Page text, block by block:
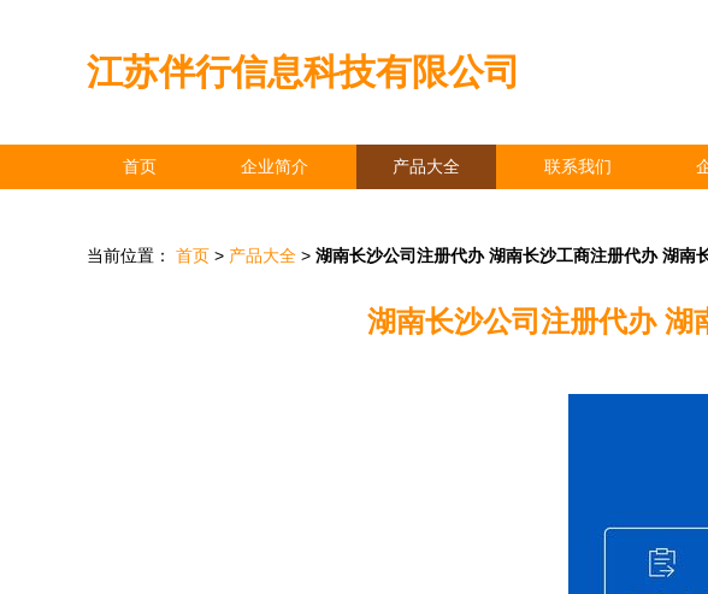
江苏伴行信息科技有限公司
首页 企业简介 产品大全 联系我们
当前位置： 首页 > 产品大全 > 湖南长沙公司注册代办 湖南长沙工商注册代办 湖南
湖南长沙公司注册代办 湖